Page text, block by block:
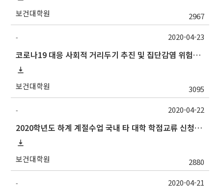
보건대학원 2967
-
코로나19 대응 사회적 거리두기 추진 및 집단감염 위험시설 방역지침 일부 개정 안내
보건대학원 3095
2020-04-23
-
2020학년도 하계 계절수업 국내 타 대학 학점교류 신청 안내
보건대학원 2880
2020-04-22
- 2020-04-21